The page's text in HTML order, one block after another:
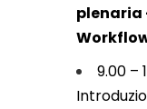
plenaria
9.00 –